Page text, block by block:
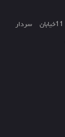
کرج - خیابان بهشتی روبروی کلانتری 11خیابان سردار